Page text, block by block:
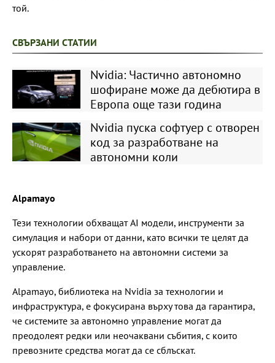
той.
СВЪРЗАНИ СТАТИИ
Nvidia: Частично автономно
шофиране може да дебютира в
Европа още тази година
Nvidia пуска софтуер с отворен
код за разработване на
автономни коли
Alpamayo
Тези технологии обхващат AI модели, инструменти за
симулация и набори от данни, като всички те целят да
ускорят разработването на автономни системи за
управление.
Alpamayo, библиотека на Nvidia за технологии и
инфраструктура, е фокусирана върху това да гарантира,
че системите за автономно управление могат да
преодолеят редки или неочаквани събития, с които
превозните средства могат да се сблъскат.